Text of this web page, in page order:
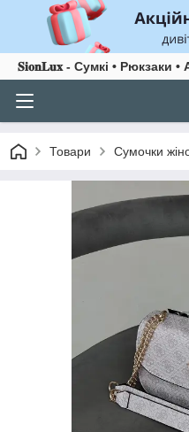
𝐒𝐢𝐨𝐧𝐋𝐮𝐱 - Сумкі • Рюкзаки •
Товари Сумочки